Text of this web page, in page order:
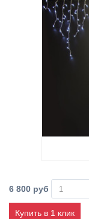
6 800 руб
Купить в 1 клик